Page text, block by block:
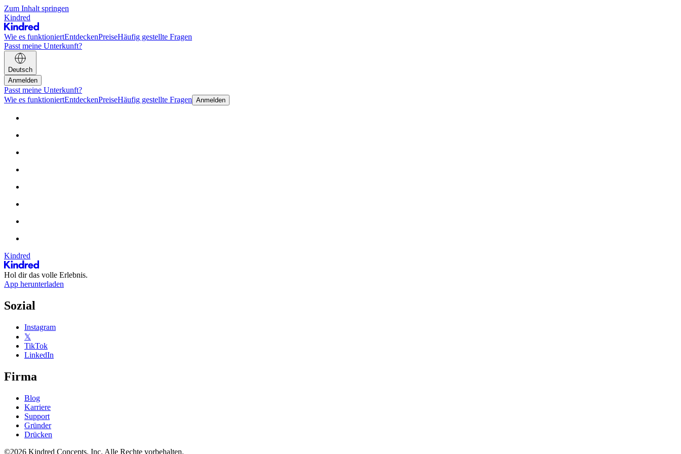
Zum Inhalt springen
Kindred
Wie es funktioniertEntdeckenPreiseHäufig gestellte Fragen
Passt meine Unterkunft?
Deutsch
Anmelden
Passt meine Unterkunft?
Wie es funktioniertEntdeckenPreiseHäufig gestellte Fragen Anmelden
Kindred
Hol dir das volle Erlebnis.
App herunterladen
Sozial
Instagram
𝕏
TikTok
LinkedIn
Firma
Blog
Karriere
Support
Gründer
Drücken
©2026 Kindred Concepts, Inc. Alle Rechte vorbehalten.